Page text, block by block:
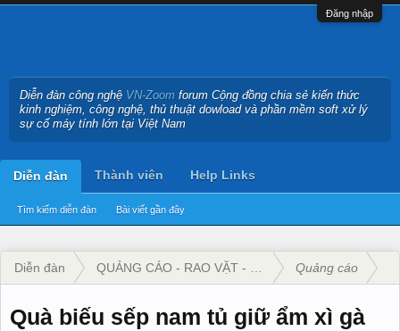
Đăng nhập
Diễn đàn công nghệ VN-Zoom forum Cộng đồng chia sẻ kiến thức
kinh nghiệm, công nghệ, thủ thuật dowload và phần mềm soft xử lý
sự cố máy tính lớn tại Việt Nam
Diễn đàn
Tìm kiếm diễn đàn Bài viết gần đây
Thành viên Help Links
Diễn đàn QUẢNG CÁO - RAO VẶT - KINH DOANHQuảng cáo
Quà biếu sếp nam tủ giữ ẩm xì gà